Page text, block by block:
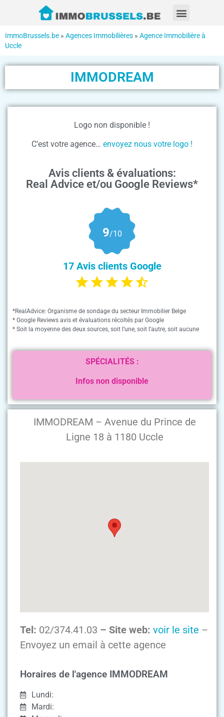
ImmoBrussels.be » Agences Immobilières » Agence Immobilière à
Uccle
IMMODREAM
IMMODREAM – Avenue du Prince de
Ligne 18 à 1180 Uccle
Tel: 02/374.41.03 – Site web: voir le site –
Envoyez un email à cette agence
Horaires de l'agence IMMODREAM
Lundi:
Mardi:
Logo non disponible !
C’est votre agence… envoyez nous votre logo !
Avis clients & évaluations:
Real Advice et/ou Google Reviews*
9/10
17 Avis clients Google
*RealAdvice: Organisme de sondage du secteur Immobilier Belge
* Google Reviews avis et évaluations récoltés par Google
* Soit la moyenne des deux sources, soit l’une, soit l’autre, soit aucune
SPÉCIALITÉS :
Infos non disponible